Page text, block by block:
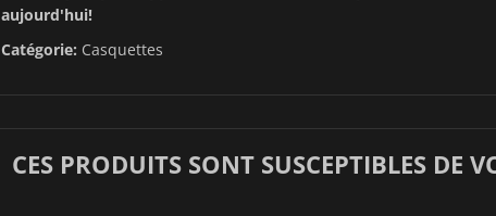
aujourd'hui!
Catégorie: Casquettes
CES PRODUITS SONT SUSCEPTIBLES DE